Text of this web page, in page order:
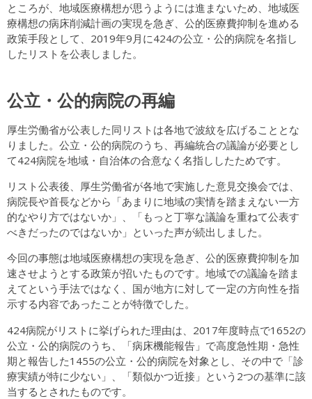
ところが、地域医療構想が思うようには進まないため、地域医
療構想の病床削減計画の実現を急ぎ、公的医療費抑制を進める
政策手段として、2019年9月に424の公立・公的病院を名指し
したリストを公表しました。
公立・公的病院の再編
厚生労働省が公表した同リストは各地で波紋を広げることとな
りました。公立・公的病院のうち、再編統合の議論が必要とし
て424病院を地域・自治体の合意なく名指ししたためです。
リスト公表後、厚生労働省が各地で実施した意見交換会では、
病院長や首長などから「あまりに地域の実情を踏まえない一方
的なやり方ではないか」、「もっと丁寧な議論を重ねて公表す
べきだったのではないか」といった声が続出しました。
今回の事態は地域医療構想の実現を急ぎ、公的医療費抑制を加
速させようとする政策が招いたものです。地域での議論を踏ま
えてという手法ではなく、国が地方に対して一定の方向性を指
示する内容であったことが特徴でした。
424病院がリストに挙げられた理由は、2017年度時点で1652の
公立・公的病院のうち、「病床機能報告」で高度急性期・急性
期と報告した1455の公立・公的病院を対象とし、その中で「診
療実績が特に少ない」、「類似かつ近接」という2つの基準に該
当するとされたものです。